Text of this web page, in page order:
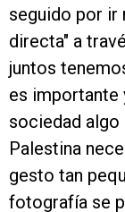
seguido por ir
directa" a
juntos
es importante
sociedad
Palestina
gesto tan
fotografía se